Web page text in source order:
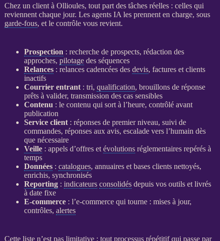
Chez un client à Ollioules, tout part des tâches réelles : celles qui
reviennent chaque jour. Les agents IA les prennent en charge, sous
garde-fous, et le contrôle vous revient.
Prospection : recherche de prospects, rédaction des
approches, pilotagedes séquences
Relances: relancescadencées des devis, factures et clients
inactifs
Courrier entrant: tri, qualification, brouillons de réponse
prêts à valider, transmission des cas sensibles
Contenu : le contenu qui sort à l’heure, contrôlé avant
publication
Service client: réponses de premier niveau, suivi de
commandes, réponses aux avis, escalade vers l’humain dès
que nécessaire
Veille: appels d’offres et évolutionsréglementaires repérés à
temps
Données: catalogues, annuaires et bases clients nettoyés,
enrichis, synchronisés
Reporting: indicateurs consolidésdepuis vos outils et livrés
à date fixe
E-commerce: l’e-commercequi tourne : mises à jour,
contrôles, alertes
Cette liste n’est pas limitative : tout processusrépétitif qui passe par